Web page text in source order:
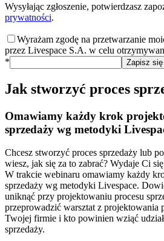
Wysyłając zgłoszenie, potwierdzasz
prywatności.
Wyrażam zgodę na przetwarzanie
przez Livespace S.A. w celu
*
Zapisz
Jak stworzyć proces
Omawiamy każdy krok
sprzedaży wg metodyki
Chcesz stworzyć proces sprzedaży lub
wiesz, jak się za to zabrać? Wydaje Ci
W trakcie webinaru omawiamy każdy
sprzedaży wg metodyki Livespace.
uniknąć przy projektowaniu procesu
przeprowadzić warsztat z projektowania
Twojej firmie i kto powinien wziąć
sprzedaży.